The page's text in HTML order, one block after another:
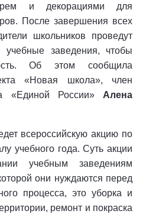
и декорациями для
После завершения всех
школьников проведут
заведения, чтобы
Об этом сообщила
«Новая школа», член
«Единой России» Алена
всероссийскую акцию по
учебного года. Суть акции
учебным заведениям
они нуждаются перед
процесса, это уборка и
ремонт и покраска